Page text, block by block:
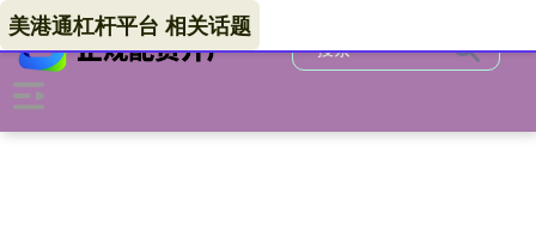
美港通杠杆平台 相关话题